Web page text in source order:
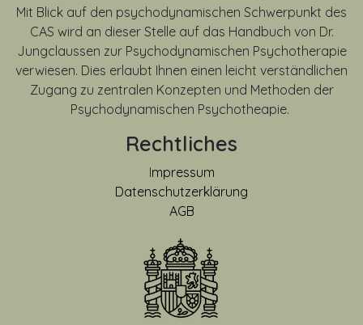
Mit Blick auf den psychodynamischen Schwerpunkt des
CAS wird an dieser Stelle auf das Handbuch von Dr.
Jungclaussen zur Psychodynamischen Psychotherapie
verwiesen. Dies erlaubt Ihnen einen leicht verständlichen
Zugang zu zentralen Konzepten und Methoden der
Psychodynamischen Psychotheapie.
Rechtliches
Impressum
Datenschutzerklärung
AGB